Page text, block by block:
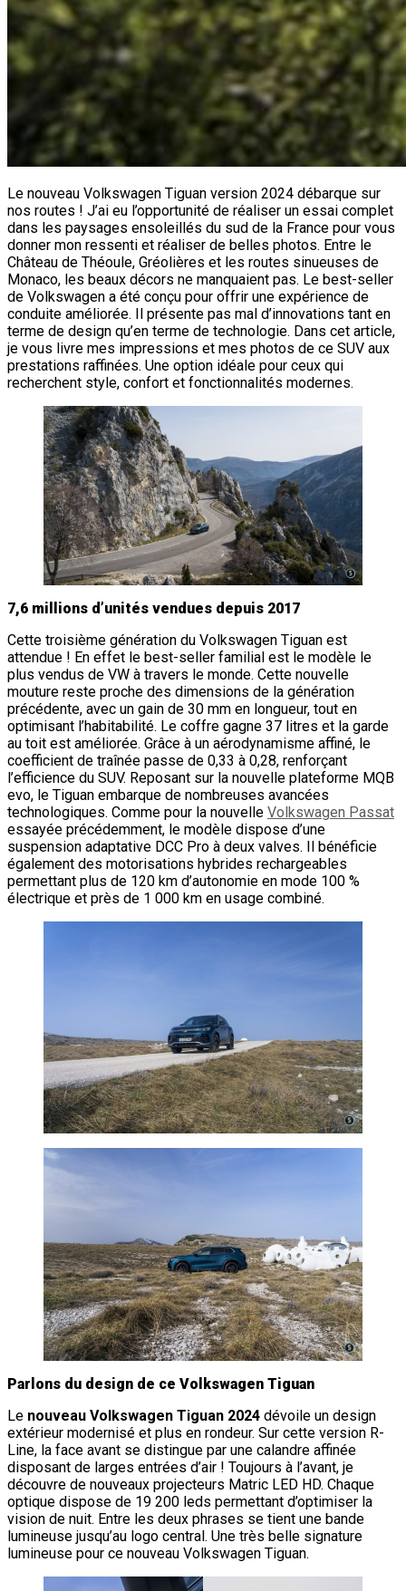
Le nouveau Volkswagen Tiguan version 2024 débarque sur
nos routes ! J’ai eu l’opportunité de réaliser un essai complet
dans les paysages ensoleillés du sud de la France pour vous
donner mon ressenti et réaliser de belles photos. Entre le
Château de Théoule, Gréolières et les routes sinueuses de
Monaco, les beaux décors ne manquaient pas. Le best-seller
de Volkswagen a été conçu pour offrir une expérience de
conduite améliorée. Il présente pas mal d’innovations tant en
terme de design qu’en terme de technologie. Dans cet article,
je vous livre mes impressions et mes photos de ce SUV aux
prestations raffinées. Une option idéale pour ceux qui
recherchent style, confort et fonctionnalités modernes.
7,6 millions d’unités vendues depuis 2017
Cette troisième génération du Volkswagen Tiguan est
attendue ! En effet le best-seller familial est le modèle le
plus vendus de VW à travers le monde. Cette nouvelle
mouture reste proche des dimensions de la génération
précédente, avec un gain de 30 mm en longueur, tout en
optimisant l’habitabilité. Le coffre gagne 37 litres et la garde
au toit est améliorée. Grâce à un aérodynamisme affiné, le
coefficient de traînée passe de 0,33 à 0,28, renforçant
l’efficience du SUV. Reposant sur la nouvelle plateforme MQB
evo, le Tiguan embarque de nombreuses avancées
technologiques. Comme pour la nouvelle Volkswagen Passat
essayée précédemment, le modèle dispose d’une
suspension adaptative DCC Pro à deux valves. Il bénéficie
également des motorisations hybrides rechargeables
permettant plus de 120 km d’autonomie en mode 100 %
électrique et près de 1 000 km en usage combiné.
Parlons du design de ce Volkswagen Tiguan
Le nouveau Volkswagen Tiguan 2024 dévoile un design
extérieur modernisé et plus en rondeur. Sur cette version R-
Line, la face avant se distingue par une calandre affinée
disposant de larges entrées d’air ! Toujours à l’avant, je
découvre de nouveaux projecteurs Matric LED HD. Chaque
optique dispose de 19 200 leds permettant d’optimiser la
vision de nuit. Entre les deux phrases se tient une bande
lumineuse jusqu’au logo central. Une très belle signature
lumineuse pour ce nouveau Volkswagen Tiguan.